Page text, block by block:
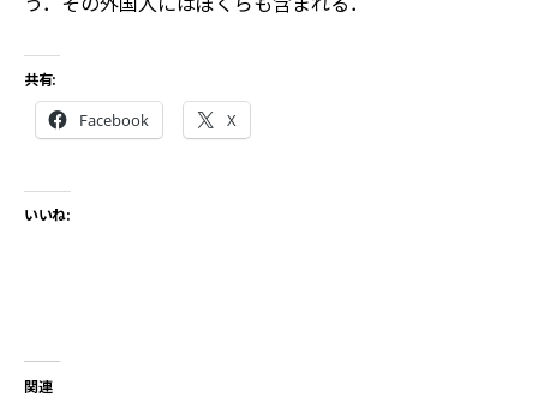
共有:
Facebook X
いいね:
関連